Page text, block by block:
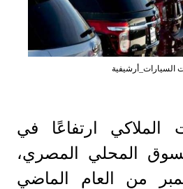
السيارات_أرشيفية
ارتفاعًا في
المحلي المصري،
من العام الماضي